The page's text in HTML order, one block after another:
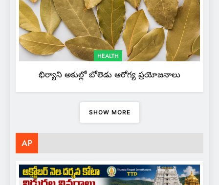
HEALTH
భిర్యాని అకుల్లో బోలెడు ఆరోగ్య ప్రయోజనాలు
SHOW MORE
AP